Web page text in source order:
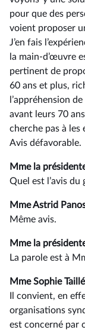
pour que des
voient proposer
J’en fais
la main-d’œuvre
pertinent de
60 ans et plus,
l’appréhension
avant leurs 70
cherche pas à les
Avis défavorable.
Mme la
Quel est l’avis du
Mme Astrid
Même avis.
Mme la
La parole est à
Mme Sophie
Il convient, en
organisations
est concerné par